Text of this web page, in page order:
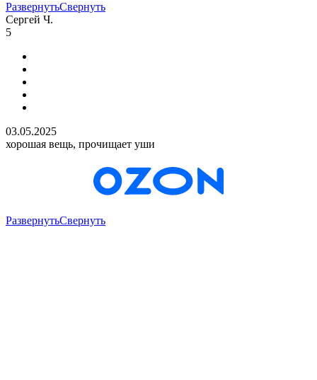
РазвернутьСвернуть
Сергей Ч.
5
03.05.2025
хорошая вещь, прочищает уши
РазвернутьСвернуть